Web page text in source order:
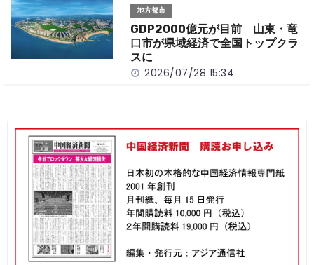
地方都市
GDP2000億元が目前 山東・竜
口市が県域経済で全国トップクラ
スに
2026/07/28 15:34